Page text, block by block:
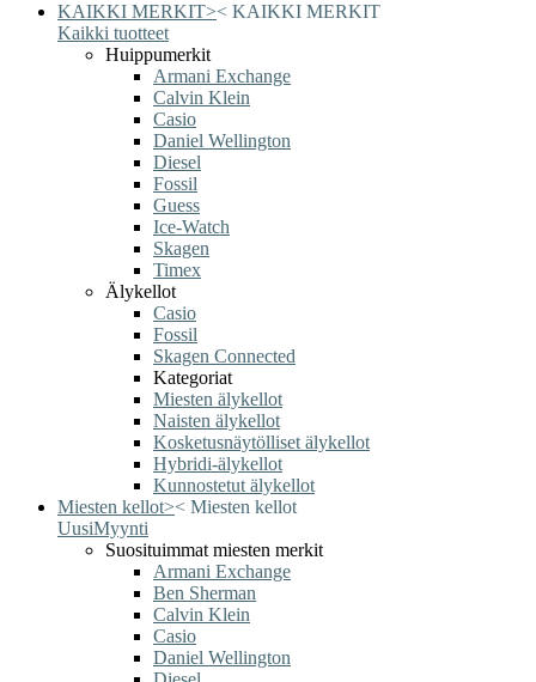
KAIKKI MERKIT>< KAIKKI MERKIT
Kaikki tuotteet
Huippumerkit
Armani Exchange
Calvin Klein
Casio
Daniel Wellington
Diesel
Fossil
Guess
Ice-Watch
Skagen
Timex
Älykellot
Casio
Fossil
Skagen Connected
Kategoriat
Miesten älykellot
Naisten älykellot
Kosketusnäytölliset älykellot
Hybridi-älykellot
Kunnostetut älykellot
Miesten kellot>< Miesten kellot
UusiMyynti
Suosituimmat miesten merkit
Armani Exchange
Ben Sherman
Calvin Klein
Casio
Daniel Wellington